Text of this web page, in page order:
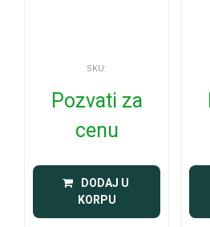
SKU:
Pozvati za
cenu
DODAJ U
KORPU